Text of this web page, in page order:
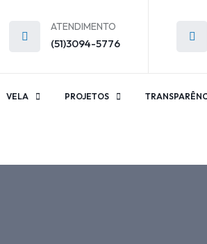
ATENDIMENTO
(51)3094-5776
VELA PROJETOS